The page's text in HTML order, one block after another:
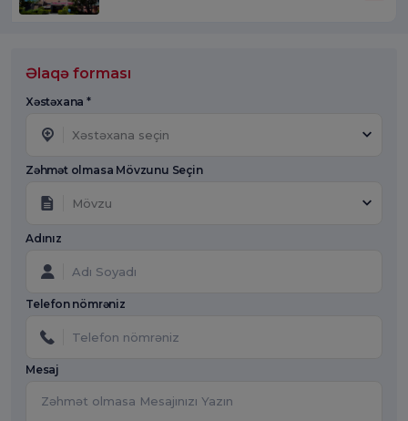
Əlaqə forması
Xəstəxana *
Xəstəxana seçin
Zəhmət olmasa Mövzunu Seçin
Mövzu
Adınız
Telefon nömrəniz
Mesaj